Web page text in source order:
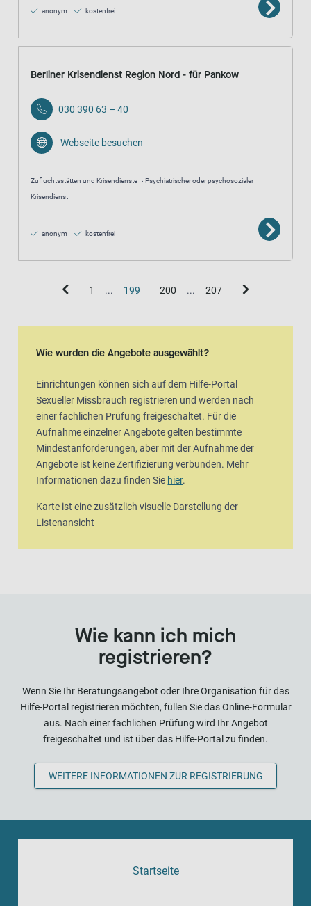
anonym kostenfrei
Berliner Krisendienst Region Nord - für Pankow
030 390 63 – 40
Webseite besuchen
Zufluchtsstätten und Krisendienste
Psychiatrischer oder psychosozialer
Krisendienst
anonym kostenfrei
1 ... 199 200 ... 207
Kartenansicht
Wie wurden die Angebote ausgewählt?
Einrichtungen können sich auf dem Hilfe-Portal
Sexueller Missbrauch registrieren und werden nach
einer fachlichen Prüfung freigeschaltet. Für die
Aufnahme einzelner Angebote gelten bestimmte
Mindestanforderungen, aber mit der Aufnahme der
Angebote ist keine Zertifizierung verbunden. Mehr
Informationen dazu finden Sie hier.
Karte ist eine zusätzlich visuelle Darstellung der
Listenansicht
Wie kann ich mich
registrieren?
Wenn Sie Ihr Beratungsangebot oder Ihre Organisation für das
Hilfe-Portal registrieren möchten, füllen Sie das Online-Formular
aus. Nach einer fachlichen Prüfung wird Ihr Angebot
freigeschaltet und ist über das Hilfe-Portal zu finden.
WEITERE INFORMATIONEN ZUR REGISTRIERUNG
Startseite